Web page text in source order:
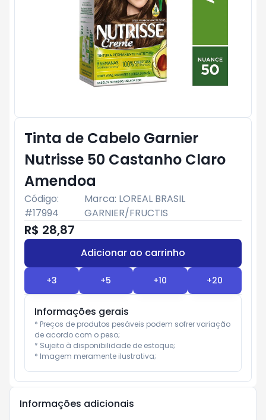
Tinta de Cabelo Garnier
Nutrisse 50 Castanho Claro
Amendoa
Código:
#17994
Marca: LOREAL BRASIL
GARNIER/FRUCTIS
R$ 28,87
Adicionar ao carrinho
+3 +5 +10 +20
Informações gerais
* Preços de produtos pesáveis podem sofrer variação
de acordo com o peso;
* Sujeito à disponibilidade de estoque;
* Imagem meramente ilustrativa;
Informações adicionais